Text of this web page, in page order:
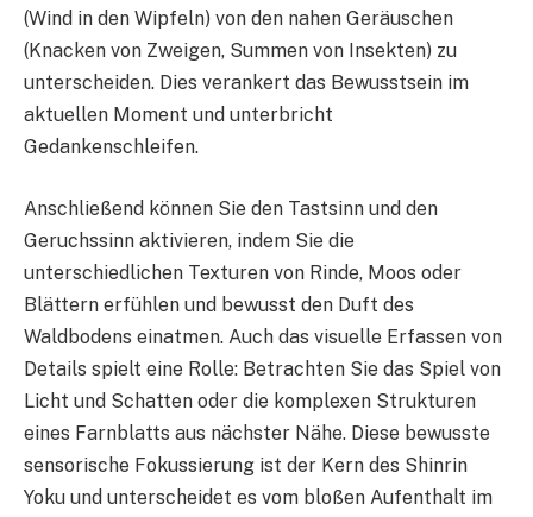
(Wind in den Wipfeln) von den nahen Geräuschen
(Knacken von Zweigen, Summen von Insekten) zu
unterscheiden. Dies verankert das Bewusstsein im
aktuellen Moment und unterbricht
Gedankenschleifen.
Anschließend können Sie den Tastsinn und den
Geruchssinn aktivieren, indem Sie die
unterschiedlichen Texturen von Rinde, Moos oder
Blättern erfühlen und bewusst den Duft des
Waldbodens einatmen. Auch das visuelle Erfassen von
Details spielt eine Rolle: Betrachten Sie das Spiel von
Licht und Schatten oder die komplexen Strukturen
eines Farnblatts aus nächster Nähe. Diese bewusste
sensorische Fokussierung ist der Kern des Shinrin
Yoku und unterscheidet es vom bloßen Aufenthalt im